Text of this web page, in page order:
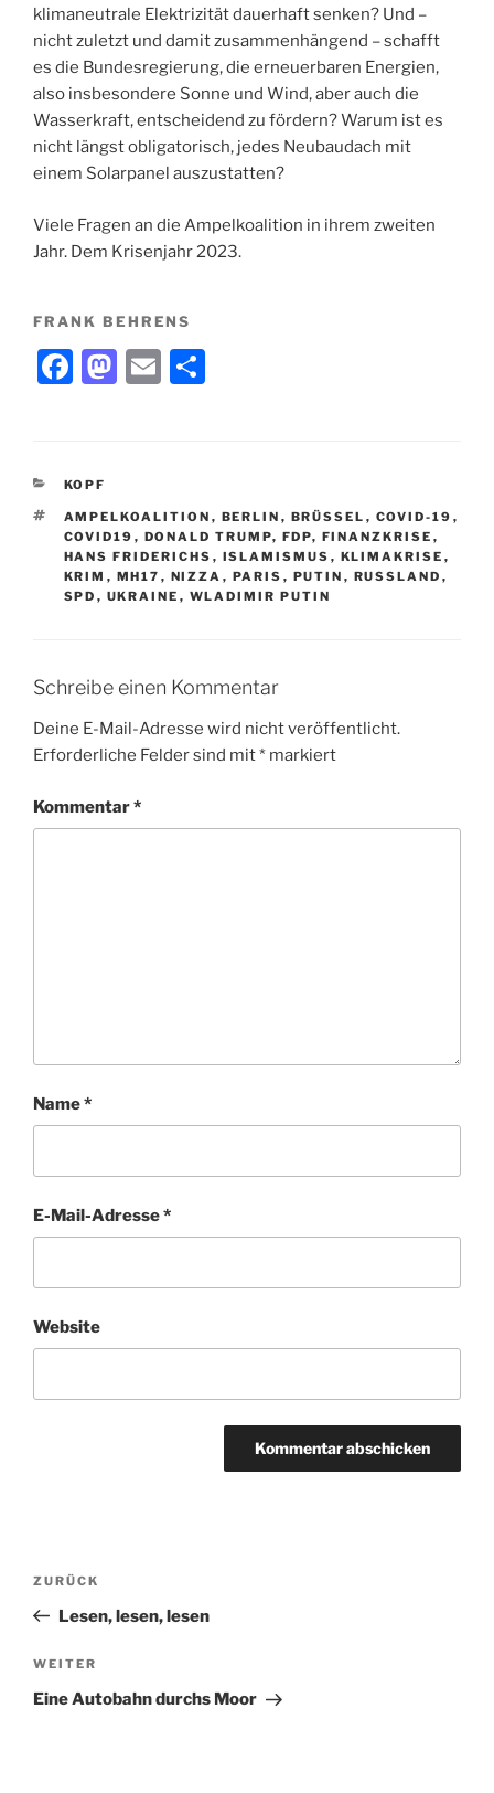
klimaneutrale Elektrizität dauerhaft senken? Und –
nicht zuletzt und damit zusammenhängend – schafft
es die Bundesregierung, die erneuerbaren Energien,
also insbesondere Sonne und Wind, aber auch die
Wasserkraft, entscheidend zu fördern? Warum ist es
nicht längst obligatorisch, jedes Neubaudach mit
einem Solarpanel auszustatten?
Viele Fragen an die Ampelkoalition in ihrem zweiten
Jahr. Dem Krisenjahr 2023.
FRANK BEHRENS
F
e
b
o
o
k
M
d
o
n
E
KATEGORIEN
KOPF
SCHLAGWÖRTER
AMPELKOALITION , BERLIN , BRÜSSEL , COVID-19 ,
COVID19 , DONALD TRUMP, FDP, FINANZKRISE ,
HANS FRIDERICHS , ISLAMISMUS , KLIMAKRISE ,
KRIM , MH17 , NIZZA , PARIS , PUTIN , RUSSLAND ,
SPD , UKRAINE , WLADIMIR PUTIN
Schreibe einen Kommentar
Deine E-Mail-Adresse wird nicht veröffentlicht.
Erforderliche Felder sind mit* markiert
Kommentar*
Name*
E-Mail-Adresse*
Website
Beitragsnavigation
Vorheriger
Beitrag
ZURÜCK
Lesen, lesen, lesen
Nächster
Beitrag
WEITER
Eine Autobahn durchs Moor